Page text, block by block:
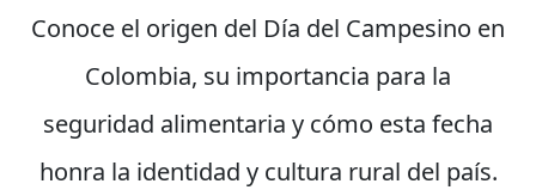
Conoce el origen del Día del Campesino en
Colombia, su importancia para la
seguridad alimentaria y cómo esta fecha
honra la identidad y cultura rural del país.